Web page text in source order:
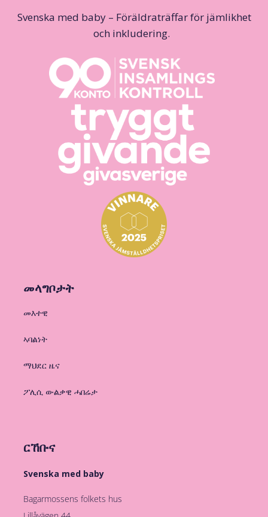
Svenska med baby – Föräldraträffar för jämlikhet
och inkludering.
መላግቦታት
መእተዊ
ኣባልነት
ማህደር ዜና
ፖሊሲ ውልቃዊ ሓበሬታ
ርኸቡና
Svenska med baby
Bagarmossens folkets hus